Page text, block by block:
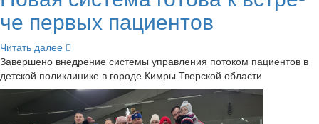
че пер­вых па­ци­ен­тов
Чи­тать далее
За­вер­ше­но внед­ре­ние си­сте­мы управ­ле­ния по­то­ком па­ци­ен­тов в
дет­ской по­ли­кли­ни­ке в го­ро­де Кимры Твер­ской об­ла­сти